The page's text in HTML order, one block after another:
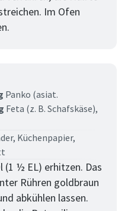
Im Ofen
Panko (asiat.
Feta (z. B. Schafskäse),
Küchenpapier,
(1 ½ EL) erhitzen. Das
Rühren goldbraun
abkühlen lassen.